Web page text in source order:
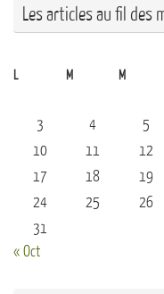
Les articles au fil des
L
M M
3
4 5
10
11 12
17
18 19
24
25 26
31
« Oct